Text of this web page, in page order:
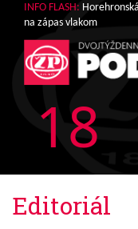
INFO FLASH:
na zápas vlakom
18
Editoriál